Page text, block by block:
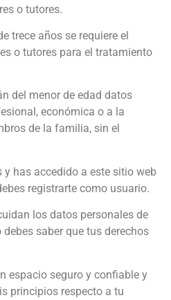
o tutores.
trece años se requiere el
o tutores para el tratamiento
del menor de edad datos
económica o a la
de la familia, sin el
y has accedido a este sitio web
registrarte como usuario.
los datos personales de
saber que tus derechos
espacio seguro y confiable y
principios respecto a tu